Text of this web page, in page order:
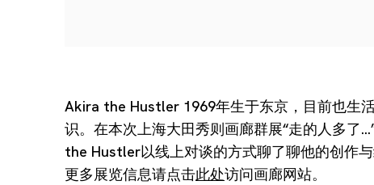
Akira the Hustler 1969年生于东京，目前也生
识。在本次上海大田秀则画廊群展“走的人多
the Hustler以线上对谈的方式聊了聊他的创作与
更多展览信息请点击此处访问画廊网站。